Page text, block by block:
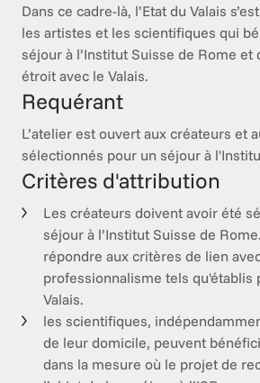
Dans ce cadre-là, l’Etat du Valais
les artistes et les scientifiques qui
séjour à l’Institut Suisse de Rome
étroit avec le Valais.
Requérant
L’atelier est ouvert aux créateurs et
sélectionnés pour un séjour à
Critères d'attribution
Les créateurs doivent avoir été
séjour à l’Institut Suisse de
répondre aux critères de lien
professionnalisme tels qu'établis
Valais.
les scientifiques,
de leur domicile, peuvent
dans la mesure où le projet de